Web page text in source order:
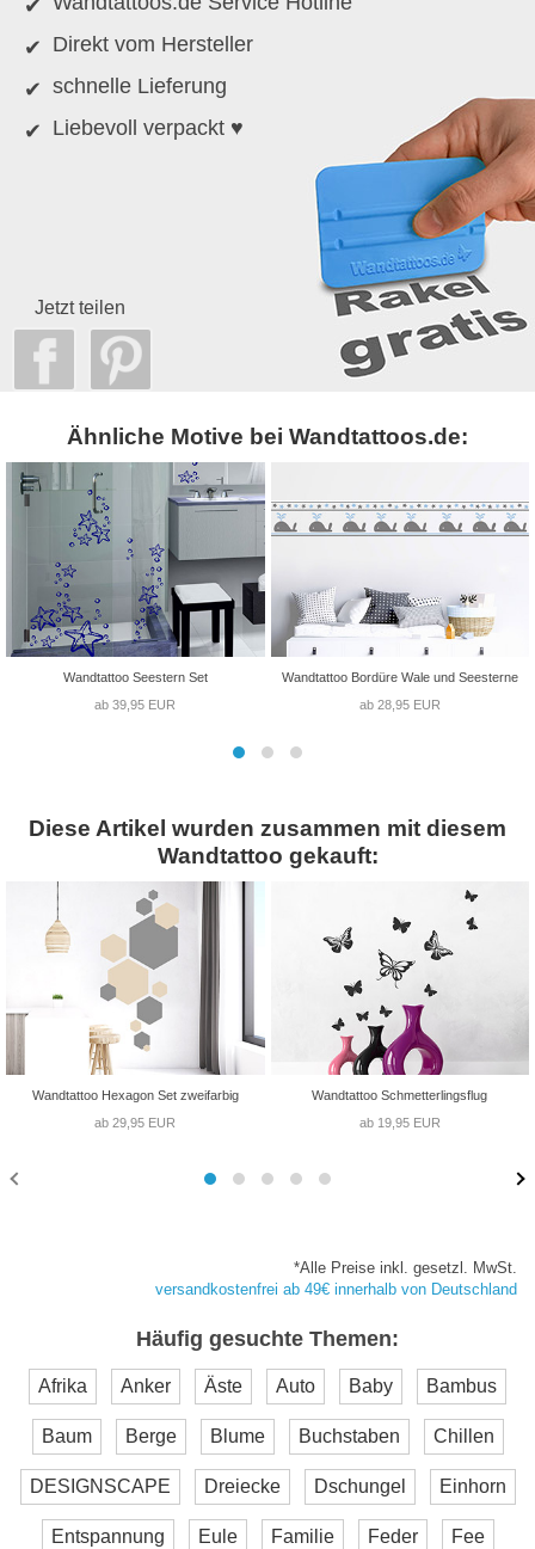
Direkt vom Hersteller
schnelle Lieferung
Liebevoll verpackt ♥
Jetzt teilen
Ähnliche Motive bei Wandtattoos.de:
Wandtattoo Seestern Set
ab 39,95 EUR
Wandtattoo Bordüre Wale und Seesterne
ab 28,95 EUR
Diese Artikel wurden zusammen mit diesem
Wandtattoo gekauft:
Wandtattoo Hexagon Set zweifarbig
ab 29,95 EUR
Wandtattoo Schmetterlingsflug
ab 19,95 EUR
*Alle Preise inkl. gesetzl. MwSt.
versandkostenfrei ab 49€ innerhalb von Deutschland
Häufig gesuchte Themen:
Afrika Anker Äste Auto Baby Bambus
Baum Berge Blume Buchstaben Chillen
DESIGNSCAPE Dreiecke Dschungel Einhorn
Entspannung Eule Familie Feder Fee